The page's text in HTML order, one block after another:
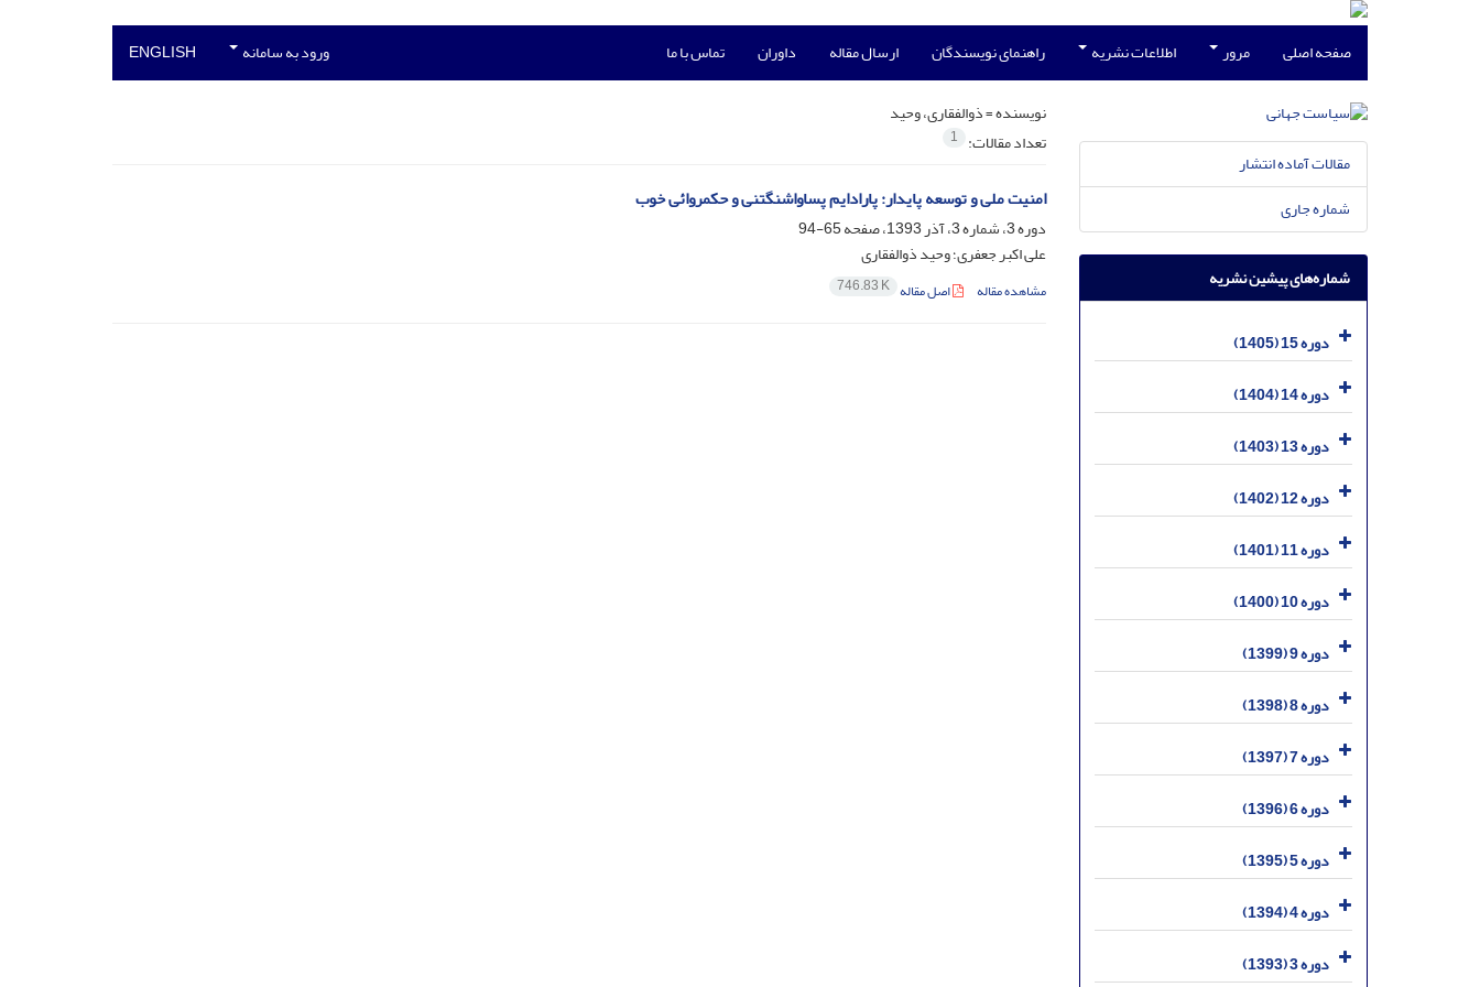
صفحه اصلی مرور اطلاعات نشریه راهنمای نویسندگان ارسال مقاله داوران تماس با ما ورود به سامانه ENGLISH
نویسنده =ذوالفقاری، وحید
تعداد مقالات: 1
امنیت ملی و توسعه پایدار: پارادایم پساواشنگتنی و حکمروائی خوب
دوره 3، شماره 3، آذر 1393، صفحه
65-94
علی اکبر جعفری؛ وحید ذوالفقاری
مشاهده مقاله اصل مقاله 746.83 K
مقالات آماده انتشار
شماره جاری
شماره‌های پیشین نشریه
دوره 15 (1405)
دوره 14 (1404)
دوره 13 (1403)
دوره 12 (1402)
دوره 11 (1401)
دوره 10 (1400)
دوره 9 (1399)
دوره 8 (1398)
دوره 7 (1397)
دوره 6 (1396)
دوره 5 (1395)
دوره 4 (1394)
دوره 3 (1393)